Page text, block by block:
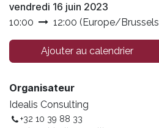
vendredi 16 juin 2023
10:00 12:00 (Europe/Brussels
Ajouter au calendrier
Organisateur
Idealis Consulting
+32 10 39 88 33